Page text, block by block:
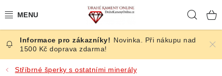
na
ČESKÉ KAMENY
ŠPERKY
Novinka. Při nákupu nad
1500 Kč doprava zdarma!
Stříbrné šperky s ostatními minerály